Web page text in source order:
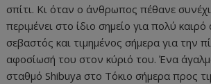
σπίτι. Κι όταν ο άνθρωπος πέθανε
περιμένει στο ίδιο σημείο για πολύ καιρό
σεβαστός και τιμημένος σήμερα για την
αφοσίωσή του στον κύριό του. Ένα
σταθμό Shibuya στο Τόκιο σήμερα προς